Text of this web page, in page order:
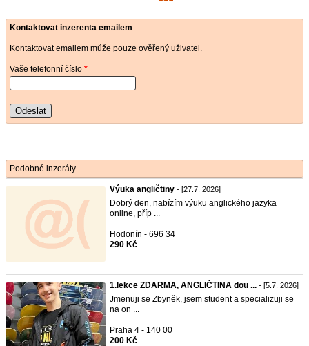
Kontaktovat inzerenta emailem
Kontaktovat emailem může pouze ověřený uživatel.
Vaše telefonní číslo *
Odeslat
Podobné inzeráty
Výuka angličtiny - [27.7. 2026]
Dobrý den, nabízím výuku anglického jazyka
online, příp ...
Hodonín - 696 34
290 Kč
1.lekce ZDARMA, ANGLIČTINA dou ... - [5.7. 2026]
Jmenuji se Zbyněk, jsem student a specializuji se
na on ...
Praha 4 - 140 00
200 Kč